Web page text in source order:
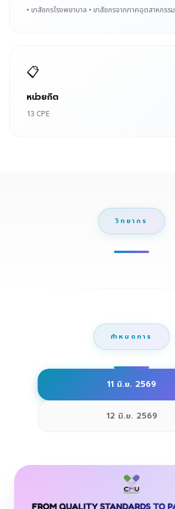
• เภสัชกรโรงพยาบาล • เภสัชกรจากภาคอุตสาหกรรม
📋
หน่วยกิต
13 CPE
วิทยากร
กำหนดการ
11 มิ.ย. 2569
12 มิ.ย. 2569